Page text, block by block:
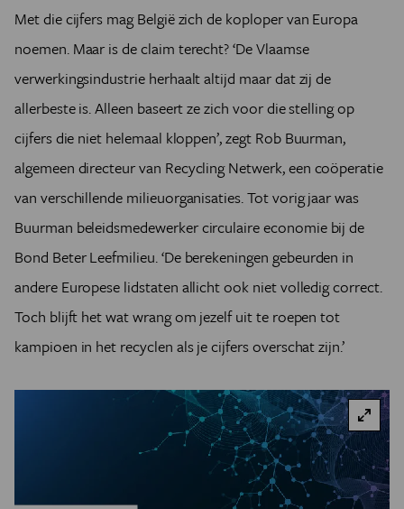
Met die cijfers mag België zich de koploper van Europa
noemen. Maar is de claim terecht? ‘De Vlaamse
verwerkingsindustrie herhaalt altijd maar dat zij de
allerbeste is. Alleen baseert ze zich voor die stelling op
cijfers die niet helemaal kloppen’, zegt Rob Buurman,
algemeen directeur van R­ecycling Netwerk, een coöperatie
van verschillende milieuorganisaties. Tot vorig jaar was
Buurman beleids­medewerker circulaire economie bij de
Bond Beter Leefmilieu. ‘De berekeningen gebeurden in
andere Europese lidstaten allicht ook niet volledig correct.
Toch blijft het wat wrang om jezelf uit te roepen tot
kampioen in het recyclen als je cijfers overschat zijn.’